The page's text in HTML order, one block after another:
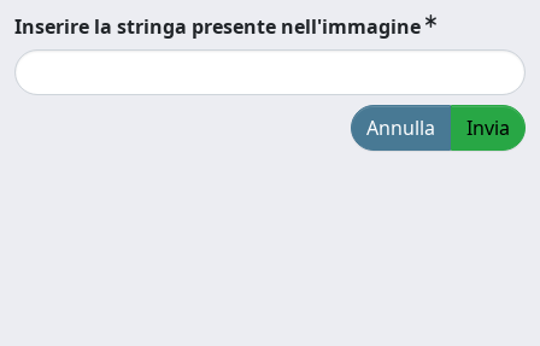
Inserire la stringa presente nell'immagine
Annulla Invia